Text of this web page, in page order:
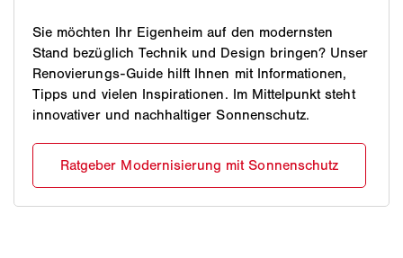
Sie möchten Ihr Eigenheim auf den modernsten
Stand bezüglich Technik und Design bringen? Unser
Renovierungs-Guide hilft Ihnen mit Informationen,
Tipps und vielen Inspirationen. Im Mittelpunkt steht
innovativer und nachhaltiger Sonnenschutz.